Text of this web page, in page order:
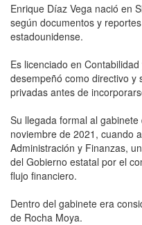
Enrique Díaz Vega nació en
según documentos y
estadounidense.
Es licenciado en
desempeñó como directivo y
privadas antes de
Su llegada formal al
noviembre de 2021, cuando
Administración y Finanzas,
del Gobierno estatal por el
flujo financiero.
Dentro del gabinete era
de Rocha Moya.